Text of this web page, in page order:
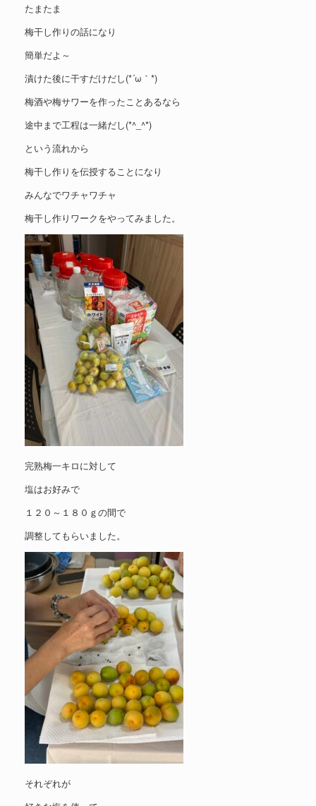
たまたま
梅干し作りの話になり
簡単だよ～
漬けた後に干すだけだし(*´ω｀*)
梅酒や梅サワーを作ったことあるなら
途中まで工程は一緒だし(*^_^*)
という流れから
梅干し作りを伝授することになり
みんなでワチャワチャ
梅干し作りワークをやってみました。
完熟梅一キロに対して
塩はお好みで
１２０～１８０ｇの間で
調整してもらいました。
それぞれが